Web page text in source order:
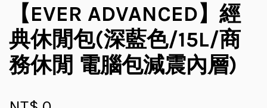
【EVER ADVANCED】經
典休閒包(深藍色/15L/商
務休閒 電腦包減震內層)